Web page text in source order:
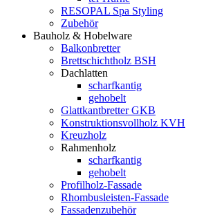
RESOPAL Spa Styling
Zubehör
Bauholz & Hobelware
Balkonbretter
Brettschichtholz BSH
Dachlatten
scharfkantig
gehobelt
Glattkantbretter GKB
Konstruktionsvollholz KVH
Kreuzholz
Rahmenholz
scharfkantig
gehobelt
Profilholz-Fassade
Rhombusleisten-Fassade
Fassadenzubehör